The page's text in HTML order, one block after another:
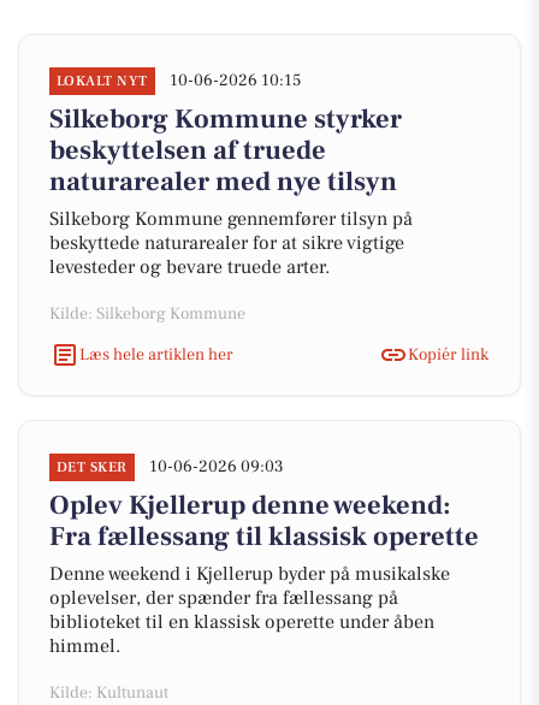
LOKALT NYT 10-06-2026 10:15
Silkeborg Kommune styrker
beskyttelsen af truede
naturarealer med nye tilsyn
Silkeborg Kommune gennemfører tilsyn på
beskyttede naturarealer for at sikre vigtige
levesteder og bevare truede arter.
Kilde: Silkeborg Kommune
Læs hele artiklen her
Kopiér link
DET SKER 10-06-2026 09:03
Oplev Kjellerup denne weekend:
Fra fællessang til klassisk operette
Denne weekend i Kjellerup byder på musikalske
oplevelser, der spænder fra fællessang på
biblioteket til en klassisk operette under åben
himmel.
Kilde: Kultunaut